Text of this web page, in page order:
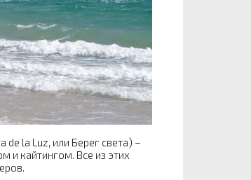
la Luz, или Берег света) –
и кайтингом. Все из этих